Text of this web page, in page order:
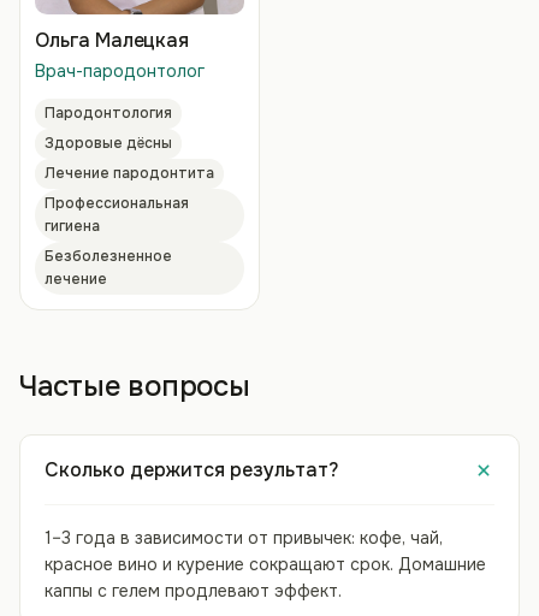
Ольга Малецкая
Врач-пародонтолог
Пародонтология
Здоровые дёсны
Лечение пародонтита
Профессиональная
гигиена
Безболезненное
лечение
Частые вопросы
Сколько держится результат?
1–3 года в зависимости от привычек: кофе, чай,
красное вино и курение сокращают срок. Домашние
каппы с гелем продлевают эффект.